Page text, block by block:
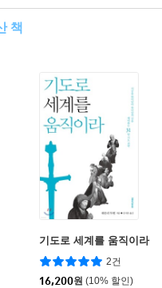
책
기도로 세계를 움직이라
2건
16,200원 (10% 할인)